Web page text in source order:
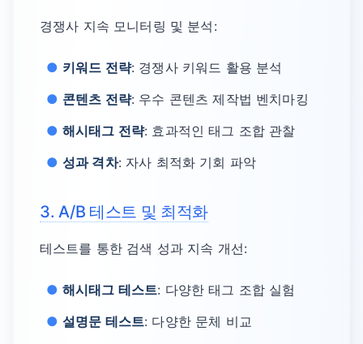
경쟁사 지속 모니터링 및 분석:
키워드 전략: 경쟁사 키워드 활용 분석
콘텐츠 전략: 우수 콘텐츠 제작법 벤치마킹
해시태그 전략: 효과적인 태그 조합 관찰
성과 격차: 자사 최적화 기회 파악
3. A/B 테스트 및 최적화
테스트를 통한 검색 성과 지속 개선:
해시태그 테스트: 다양한 태그 조합 실험
설명문 테스트: 다양한 문체 비교